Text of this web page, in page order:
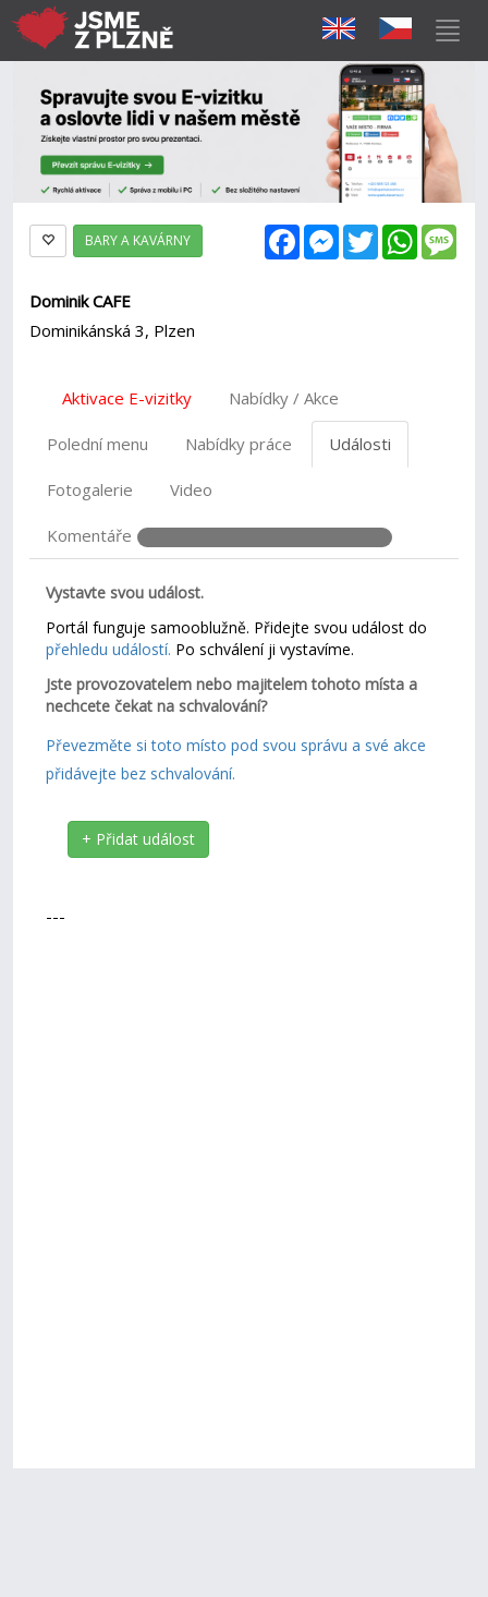
FacebookMessenger
Twitter
BARY A KAVÁRNY
Dominik CAFE
Dominikánská 3, Plzen
Aktivace E-vizitky Nabídky / Akce
Polední menu Nabídky práce Události
Fotogalerie Video
Komentáře
Vystavte svou událost.
Portál funguje samooblužně. Přidejte svou událost do
přehledu událostí. Po schválení ji vystavíme.
Jste provozovatelem nebo majitelem tohoto místa a
nechcete čekat na schvalování?
Převezměte si toto místo pod svou správu a své akce
přidávejte bez schvalování.
+ Přidat událost
---